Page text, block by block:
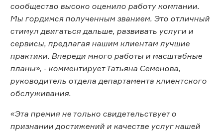
сообщество высоко оценило работу компании.
Мы гордимся полученным званием. Это отличный
стимул двигаться дальше, развивать услуги и
сервисы, предлагая нашим клиентам лучшие
практики. Впереди много работы и масштабные
планы», - комментирует Татьяна Семенова,
руководитель отдела департамента клиентского
обслуживания.
«Эта премия не только свидетельствует о
признании достижений и качестве услуг нашей